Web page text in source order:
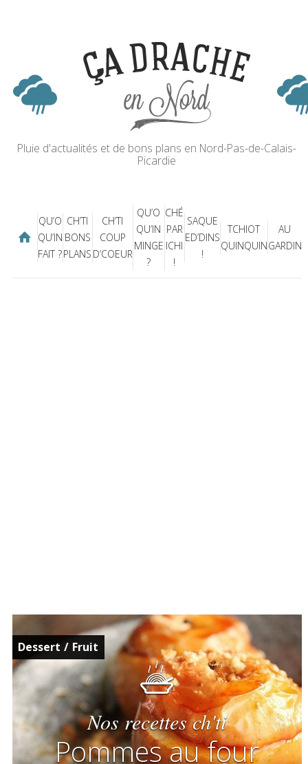
Pluie d'actualités et de bons plans en Nord-Pas-de-Calais-
Picardie
QU’O
QU’IN
FAIT ?
CH’TI
BONS
PLANS
CH’TI
COUP
D’COEUR
QU’O
QU’IN
MINGE
?
CHÉ
PAR
ICHI
!
SAQUE
ED’DINS
!
TCHIOT
QUINQUIN
AU
GARDIN
Dessert / Fruit
Nos recettes ch'ti
Pommes au four